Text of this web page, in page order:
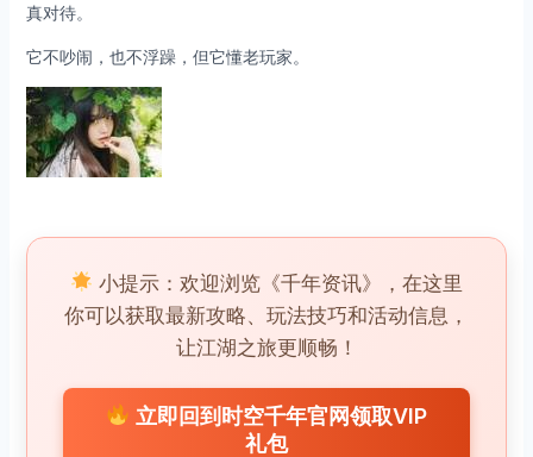
真对待。
它不吵闹，也不浮躁，但它懂老玩家。
小提示：欢迎浏览《千年资讯》，在这里
你可以获取最新攻略、玩法技巧和活动信息，
让江湖之旅更顺畅！
立即回到时空千年官网领取VIP
礼包